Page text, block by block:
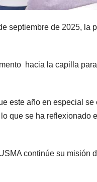
septiembre de 2025, la
hacia la capilla
este año en especial
que se ha reflexionado
continúe su misión